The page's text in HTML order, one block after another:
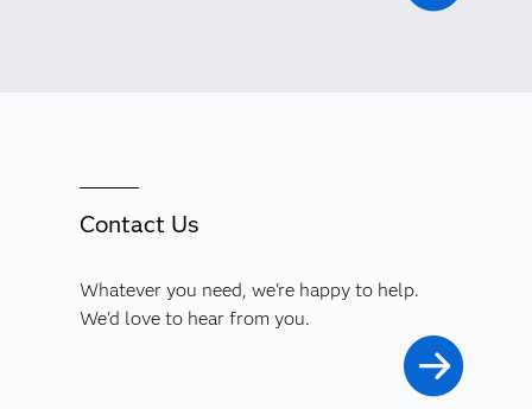
Contact Us
Whatever you need, we're happy to help.
We'd love to hear from you.